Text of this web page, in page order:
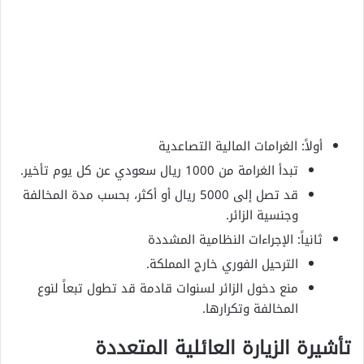
أولاً: الغرامات المالية التصاعدية
تبدأ الغرامة من 1000 ريال سعودي عن كل يوم تأخير.
قد تصل إلى 5000 ريال أو أكثر، بحسب مدة المخالفة
وجنسية الزائر.
ثانياً: الإجراءات النظامية المشددة
الترحيل الفوري خارج المملكة.
منع دخول الزائر لسنوات قادمة قد تطول تبعاً لنوع
المخالفة وتكرارها.
تأشيرة الزيارة العائلية المتعددة